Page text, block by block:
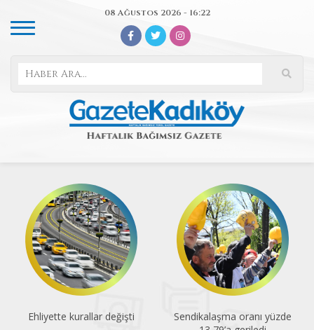
08 Ağustos 2026 - 16:22
Ehliyette kurallar değişti
Sendikalaşma oranı yüzde